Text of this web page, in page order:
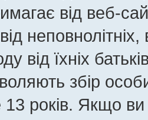
від веб-
від їхніх
збір
років. Якщо